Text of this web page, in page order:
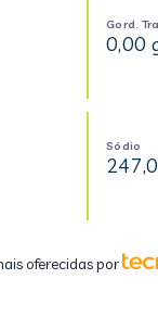
Gord.
0,00
Sódio
oferecidas por